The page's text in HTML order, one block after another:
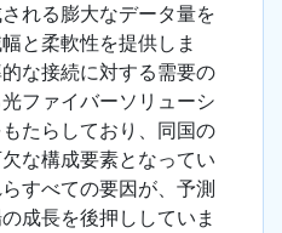
れる膨大なデータ量を
と柔軟性を提供しま
な接続に対する需要の
ファイバーソリューシ
たらしており、同国の
な構成要素となってい
すべての要因が、予測
成長を後押ししていま